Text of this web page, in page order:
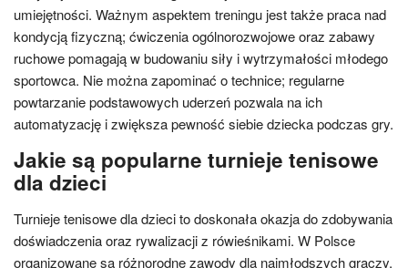
umiejętności. Ważnym aspektem treningu jest także praca nad
kondycją fizyczną; ćwiczenia ogólnorozwojowe oraz zabawy
ruchowe pomagają w budowaniu siły i wytrzymałości młodego
sportowca. Nie można zapominać o technice; regularne
powtarzanie podstawowych uderzeń pozwala na ich
automatyzację i zwiększa pewność siebie dziecka podczas gry.
Jakie są popularne turnieje tenisowe
dla dzieci
Turnieje tenisowe dla dzieci to doskonała okazja do zdobywania
doświadczenia oraz rywalizacji z rówieśnikami. W Polsce
organizowane są różnorodne zawody dla najmłodszych graczy,